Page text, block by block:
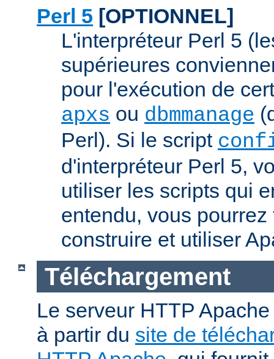
Perl 5 [OPTIONNEL]
L'interpréteur Perl 5
supérieures
pour l'exécution de
apxs ou dbmmanage
Perl). Si le script
d'interpréteur Perl 5,
utiliser les scripts qui
entendu, vous
construire et utiliser
Téléchargement
Le serveur HTTP
à partir du site de